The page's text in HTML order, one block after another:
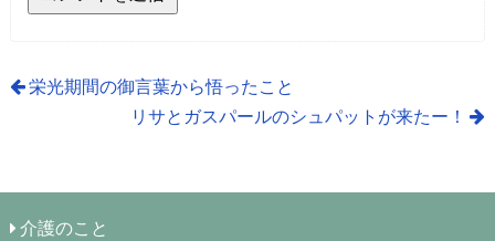
栄光期間の御言葉から悟ったこと
リサとガスパールのシュパットが来たー！
介護のこと